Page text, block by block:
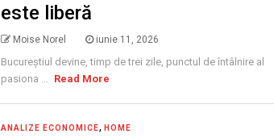
este liberă
Moise Norel iunie 11, 2026
Bucureștiul devine, timp de trei zile, punctul de întâlnire al
pasiona ... Read More
ANALIZE ECONOMICE, HOME